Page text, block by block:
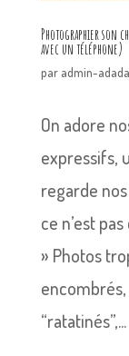
Photographier son
avec un téléphone)
par admin-
On adore
expressifs,
regarde
ce n’est
» Photos
“ratatinés”,...